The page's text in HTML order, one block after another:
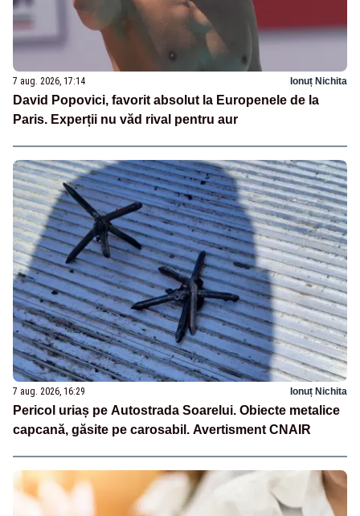
7 aug. 2026, 17:14 Ionuț Nichita
David Popovici, favorit absolut la Europenele de la
Paris. Experții nu văd rival pentru aur
7 aug. 2026, 16:29 Ionuț Nichita
Pericol uriaș pe Autostrada Soarelui. Obiecte metalice
capcană, găsite pe carosabil. Avertisment CNAIR